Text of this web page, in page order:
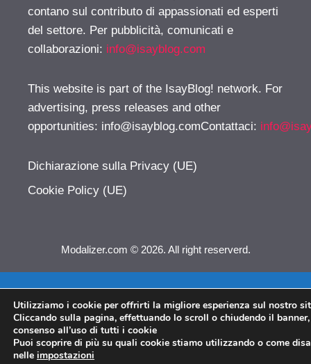
contano sul contributo di appassionati ed esperti
del settore. Per pubblicità, comunicati e
collaborazioni: info@isayblog.com
This website is part of the IsayBlog! network. For
advertising, press releases and other
opportunities: info@isayblog.comContattaci:
Dichiarazione sulla Privacy (UE)
Cookie Policy (UE)
Modalizer.com © 2026. All right reserverd.
Utilizziamo i cookie per offrirti la migliore esperienza sul nostro
Cliccando sulla pagina, effettuando lo scroll o chiudendo il
consenso all’uso di tutti i cookie
Puoi scoprire di più su quali cookie stiamo utilizzando o come
nelle impostazioni